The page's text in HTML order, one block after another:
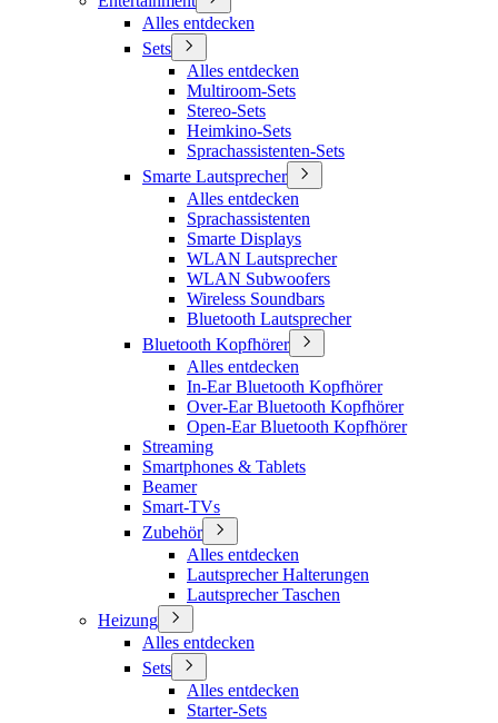
Alles entdecken
Sets
Alles entdecken
Multiroom-Sets
Stereo-Sets
Heimkino-Sets
Sprachassistenten-Sets
Smarte Lautsprecher
Alles entdecken
Sprachassistenten
Smarte Displays
WLAN Lautsprecher
WLAN Subwoofers
Wireless Soundbars
Bluetooth Lautsprecher
Bluetooth Kopfhörer
Alles entdecken
In-Ear Bluetooth Kopfhörer
Over-Ear Bluetooth Kopfhörer
Open-Ear Bluetooth Kopfhörer
Streaming
Smartphones & Tablets
Beamer
Smart-TVs
Zubehör
Alles entdecken
Lautsprecher Halterungen
Lautsprecher Taschen
Heizung
Alles entdecken
Sets
Alles entdecken
Starter-Sets